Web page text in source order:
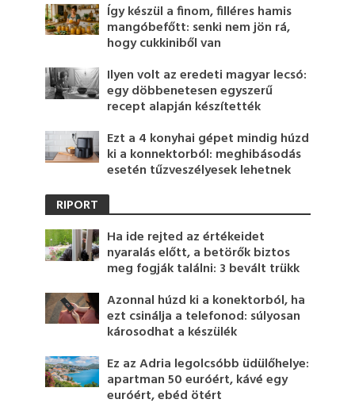
Így készül a finom, filléres hamis
mangóbefőtt: senki nem jön rá,
hogy cukkiniből van
Ilyen volt az eredeti magyar lecsó:
egy döbbenetesen egyszerű
recept alapján készítették
Ezt a 4 konyhai gépet mindig húzd
ki a konnektorból: meghibásodás
esetén tűzveszélyesek lehetnek
RIPORT
Ha ide rejted az értékeidet
nyaralás előtt, a betörők biztos
meg fogják találni: 3 bevált trükk
Azonnal húzd ki a konektorból, ha
ezt csinálja a telefonod: súlyosan
károsodhat a készülék
Ez az Adria legolcsóbb üdülőhelye:
apartman 50 euróért, kávé egy
euróért, ebéd ötért